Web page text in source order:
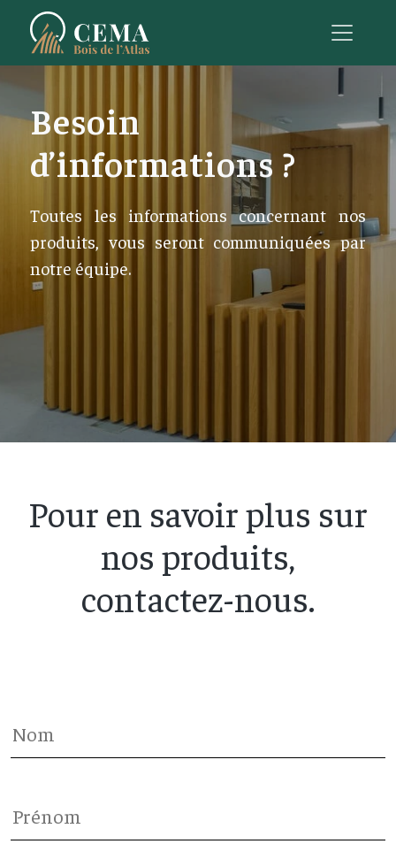
Besoin
d’informations ?
Toutes les informations concernant nos
produits, vous seront communiquées par
notre équipe.
Pour en savoir plus sur
nos produits,
contactez-nous.